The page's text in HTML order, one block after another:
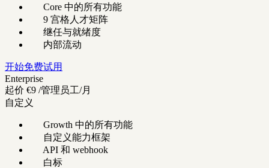
Core 中的所有功能
9 宫格人才矩阵
继任与就绪度
内部流动
开始免费试用
Enterprise
起价 €9 /管理员工/月
自定义
Growth 中的所有功能
自定义能力框架
API 和 webhook
白标